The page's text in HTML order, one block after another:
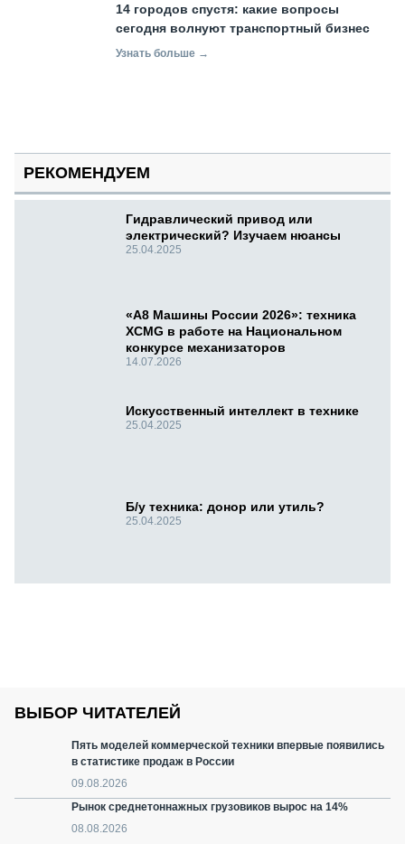
14 городов спустя: какие вопросы
сегодня волнуют транспортный бизнес
Узнать больше →
РЕКОМЕНДУЕМ
Гидравлический привод или
электрический? Изучаем нюансы
25.04.2025
«А8 Машины России 2026»: техника
XCMG в работе на Национальном
конкурсе механизаторов
14.07.2026
Искусственный интеллект в технике
25.04.2025
Б/у техника: донор или утиль?
25.04.2025
ВЫБОР ЧИТАТЕЛЕЙ
Пять моделей коммерческой техники впервые появились
в статистике продаж в России
09.08.2026
Рынок среднетоннажных грузовиков вырос на 14%
08.08.2026